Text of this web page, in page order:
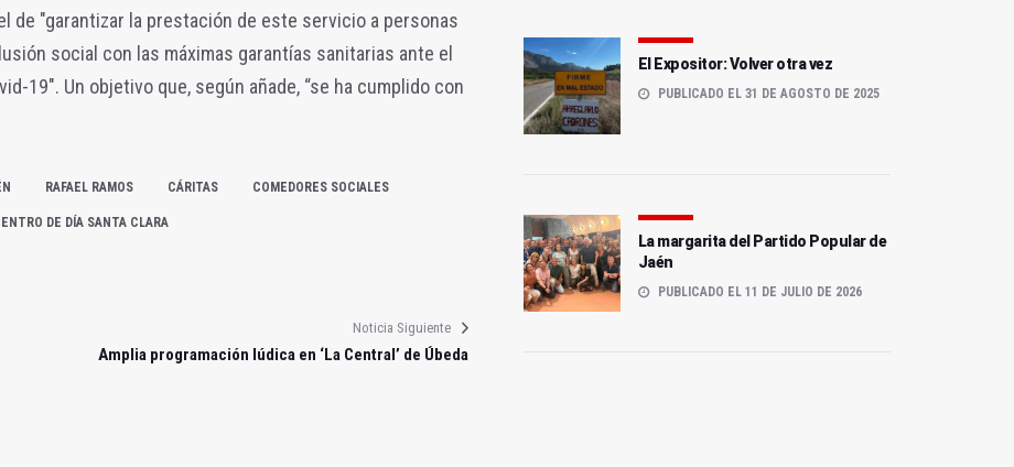
de "garantizar la prestación de este servicio a personas
social con las máximas garantías sanitarias ante el
19". Un objetivo que, según añade, “se ha cumplido con
RAFAEL RAMOS CÁRITAS COMEDORES SOCIALES
DE DÍA SANTA CLARA
Noticia Siguiente
Amplia programación lúdica en ‘La Central’ de Úbeda
El Expositor: Volver otra vez
PUBLICADO EL 31 DE AGOSTO DE 2025
La margarita del Partido Popular de
Jaén
PUBLICADO EL 11 DE JULIO DE 2026